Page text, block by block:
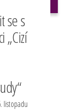
se s
„Cizí
listopadu